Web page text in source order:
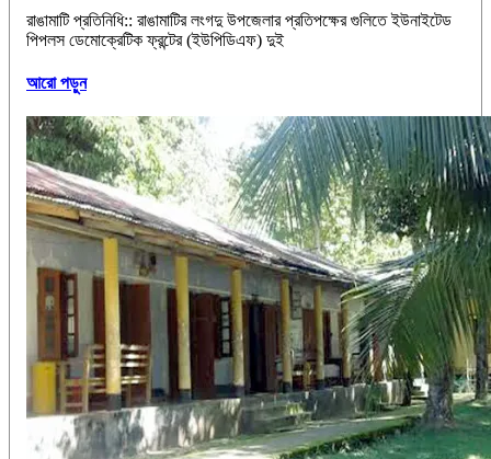
রাঙামাটি প্রতিনিধি:: রাঙামাটির লংগদু উপজেলার প্রতিপক্ষের গুলিতে ইউনাইটেড
পিপলস ডেমোক্রেটিক ফ্রন্টের (ইউপিডিএফ) দুই
আরো পড়ুন